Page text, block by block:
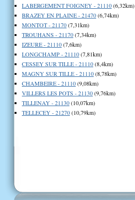
LABERGEMENT FOIGNEY - 21110(6,32km)
BRAZEY EN PLAINE - 21470(6,74km)
MONTOT - 21170(7,31km)
TROUHANS - 21170(7,34km)
IZEURE - 21110(7,6km)
LONGCHAMP - 21110(7,81km)
CESSEY SUR TILLE - 21110(8,4km)
MAGNY SUR TILLE - 21110(8,78km)
CHAMBEIRE - 21110(9,08km)
VILLERS LES POTS - 21130(9,76km)
TILLENAY - 21130(10,07km)
TELLECEY - 21270(10,79km)